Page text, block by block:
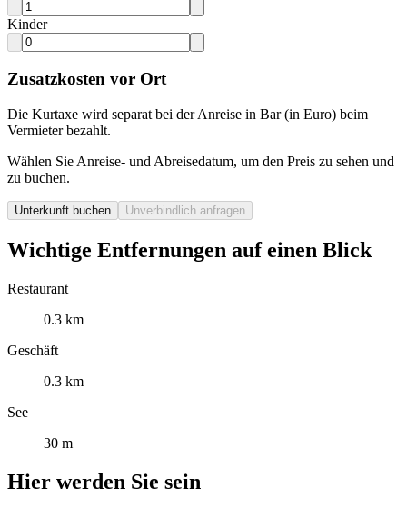
Kinder
Zusatzkosten vor Ort
Die Kurtaxe wird separat bei der Anreise in Bar (in Euro) beim
Vermieter bezahlt.
Wählen Sie Anreise- und Abreisedatum, um den Preis zu sehen und
zu buchen.
Unterkunft buchen Unverbindlich anfragen
Wichtige Entfernungen auf einen Blick
Restaurant
0.3 km
Geschäft
0.3 km
See
30 m
Hier werden Sie sein